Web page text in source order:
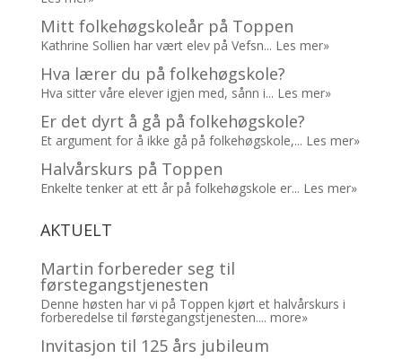
Mitt folkehøgskoleår på Toppen
Kathrine Sollien har vært elev på Vefsn... Les mer»
Hva lærer du på folkehøgskole?
Hva sitter våre elever igjen med, sånn i... Les mer»
Er det dyrt å gå på folkehøgskole?
Et argument for å ikke gå på folkehøgskole,... Les mer»
Halvårskurs på Toppen
Enkelte tenker at ett år på folkehøgskole er... Les mer»
AKTUELT
Martin forbereder seg til
førstegangstjenesten
Denne høsten har vi på Toppen kjørt et halvårskurs i
forberedelse til førstegangstjenesten.... more»
Invitasjon til 125 års jubileum